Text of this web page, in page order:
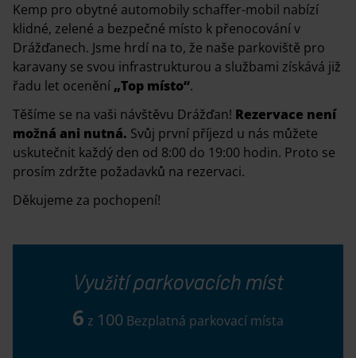
Kemp pro obytné automobily schaffer-mobil nabízí
klidné, zelené a bezpečné místo k přenocování v
Drážďanech. Jsme hrdí na to, že naše parkoviště pro
karavany se svou infrastrukturou a službami získává již
řadu let ocenění „Top místo“.
Těšíme se na vaši návštěvu Drážďan! Rezervace není
možná ani nutná. Svůj první příjezd u nás můžete
uskutečnit každý den od 8:00 do 19:00 hodin. Proto se
prosím zdržte požadavků na rezervaci.
Děkujeme za pochopení!
Využití parkovacích míst
6 z 100 Bezplatná parkovací místa